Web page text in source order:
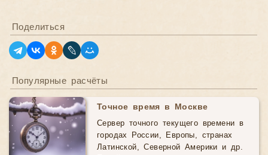
Поделиться
Популярные расчёты
Точное время в Москве
Сервер точного текущего времени в
городах России, Европы, странах
Латинской, Северной Америки и др.